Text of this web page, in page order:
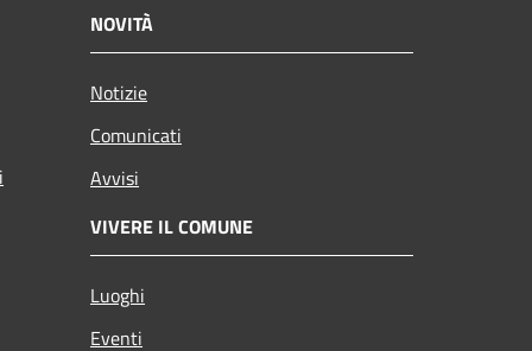
NOVITÀ
Notizie
Comunicati
Avvisi
VIVERE IL COMUNE
Luoghi
Eventi